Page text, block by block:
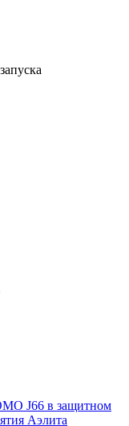
J66 в защитном
Аэлита